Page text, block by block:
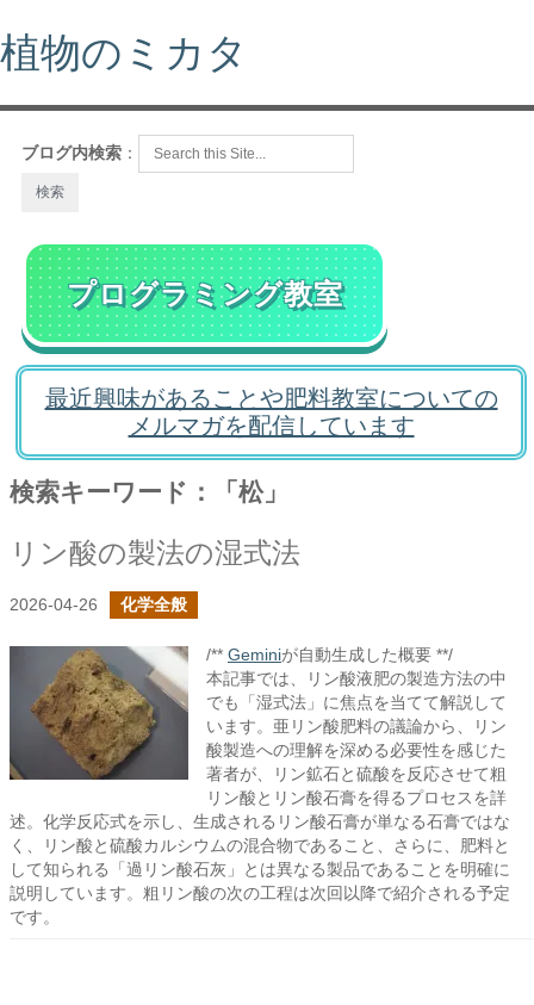
植物のミカタ
ブログ内検索 ：
プログラミング教室
最近興味があることや肥料教室についての
メルマガを配信しています
検索キーワード：「松」
リン酸の製法の湿式法
2026-04-26 化学全般
/** Geminiが自動生成した概要 **/
本記事では、リン酸液肥の製造方法の中
でも「湿式法」に焦点を当てて解説して
います。亜リン酸肥料の議論から、リン
酸製造への理解を深める必要性を感じた
著者が、リン鉱石と硫酸を反応させて粗
リン酸とリン酸石膏を得るプロセスを詳
述。化学反応式を示し、生成されるリン酸石膏が単なる石膏ではな
く、リン酸と硫酸カルシウムの混合物であること、さらに、肥料と
して知られる「過リン酸石灰」とは異なる製品であることを明確に
説明しています。粗リン酸の次の工程は次回以降で紹介される予定
です。